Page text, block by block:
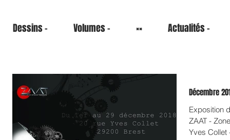
Dessins - Volumes - ×× Actualités -
Exposition
ZAAT - Zone d'Art & d'Artisanat Temporaire - 20 rue
Yves